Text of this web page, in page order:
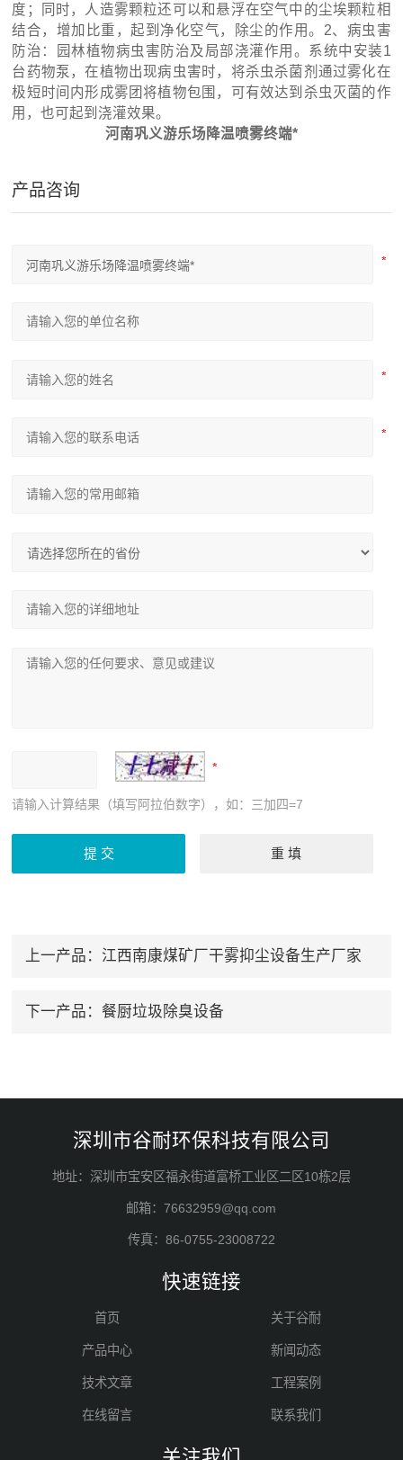
度；同时，人造雾颗粒还可以和悬浮在空气中的尘埃颗粒相
结合，增加比重，起到净化空气，除尘的作用。2、病虫害
防治：园林植物病虫害防治及局部浇灌作用。系统中安装1
台药物泵，在植物出现病虫害时，将杀虫杀菌剂通过雾化在
极短时间内形成雾团将植物包围，可有效达到杀虫灭菌的作
用，也可起到浇灌效果。
河南巩义游乐场降温喷雾终端*
产品咨询
请输入计算结果（填写阿拉伯数字），如：三加四=7
上一产品： 江西南康煤矿厂干雾抑尘设备生产厂家
下一产品： 餐厨垃圾除臭设备
深圳市谷耐环保科技有限公司
地址：深圳市宝安区福永街道富桥工业区二区10栋2层
邮箱：76632959@qq.com
传真：86-0755-23008722
快速链接
首页 关于谷耐
产品中心 新闻动态
技术文章 工程案例
在线留言 联系我们